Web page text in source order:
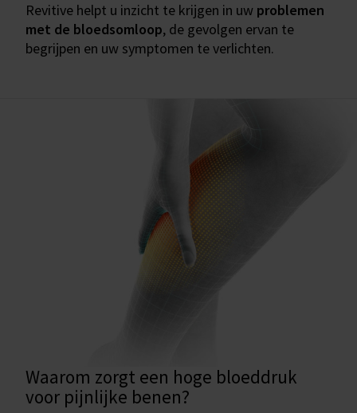
Revitive helpt u inzicht te krijgen in uw problemen
met de bloedsomloop, de gevolgen ervan te
begrijpen en uw symptomen te verlichten.
Waarom zorgt een hoge bloeddruk
voor pijnlijke benen?